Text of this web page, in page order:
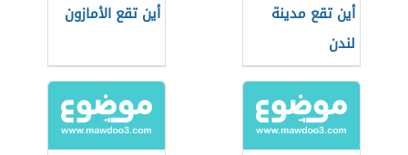
أين تقع مدينة
لندن
أين تقع الأمازون